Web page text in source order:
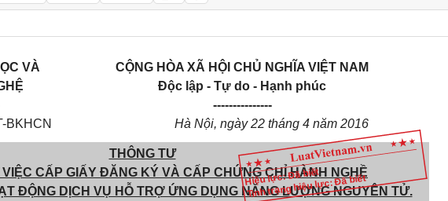
Hiệu lực: Đã biết
Tình trạng hiệu lực: Đã biết
VÀ
BKHCN
CỘNG HÒA XÃ HỘI CHỦ NGHĨA VIỆT NAM
Độc lập - Tự do - Hạnh phúc
---------------
Hà Nội, ngày 22 tháng 4 năm 2016
THÔNG TƯ
CẤP GIẤY ĐĂNG KÝ VÀ CẤP CHỨNG CHỈ HÀNH NGHỀ
ĐỘNG DỊCH VỤ HỖ TRỢ ỨNG DỤNG NĂNG LƯỢNG NGUYÊN TỬ.